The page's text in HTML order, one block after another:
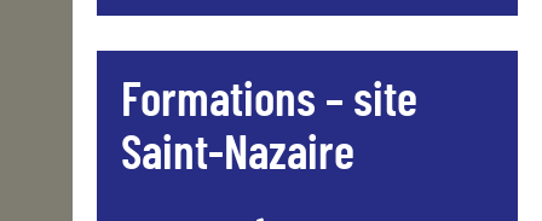
Formations – site
Saint-Nazaire